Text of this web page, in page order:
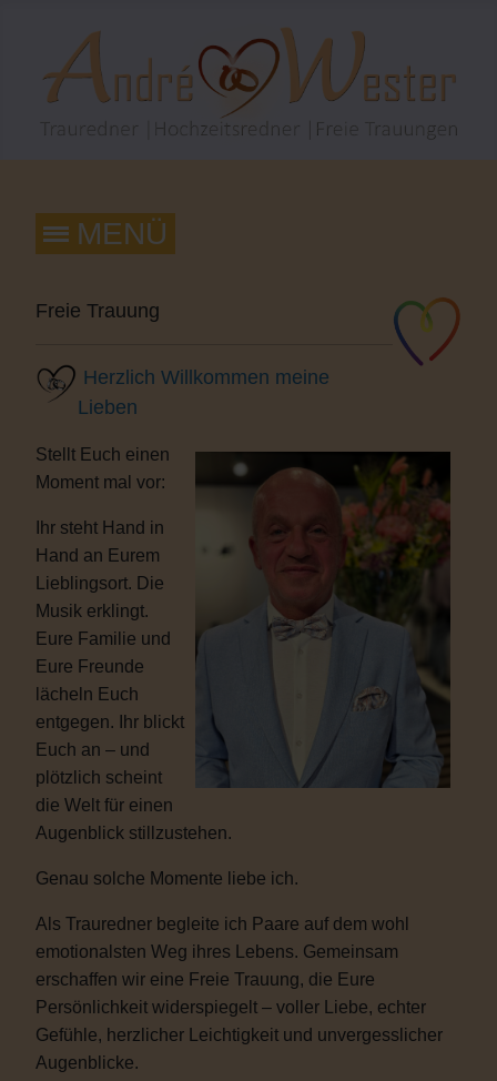
Freie Trauung
Herzlich Willkommen meine
Lieben
Stellt Euch einen
Moment mal vor:
Ihr steht Hand in
Hand an Eurem
Lieblingsort. Die
Musik erklingt.
Eure Familie und
Eure Freunde
lächeln Euch
entgegen. Ihr blickt
Euch an – und
plötzlich scheint
die Welt für einen
Augenblick stillzustehen.
Genau solche Momente liebe ich.
Als Trauredner begleite ich Paare auf dem wohl
emotionalsten Weg ihres Lebens. Gemeinsam
erschaffen wir eine Freie Trauung, die Eure
Persönlichkeit widerspiegelt – voller Liebe, echter
Gefühle, herzlicher Leichtigkeit und unvergesslicher
Augenblicke.